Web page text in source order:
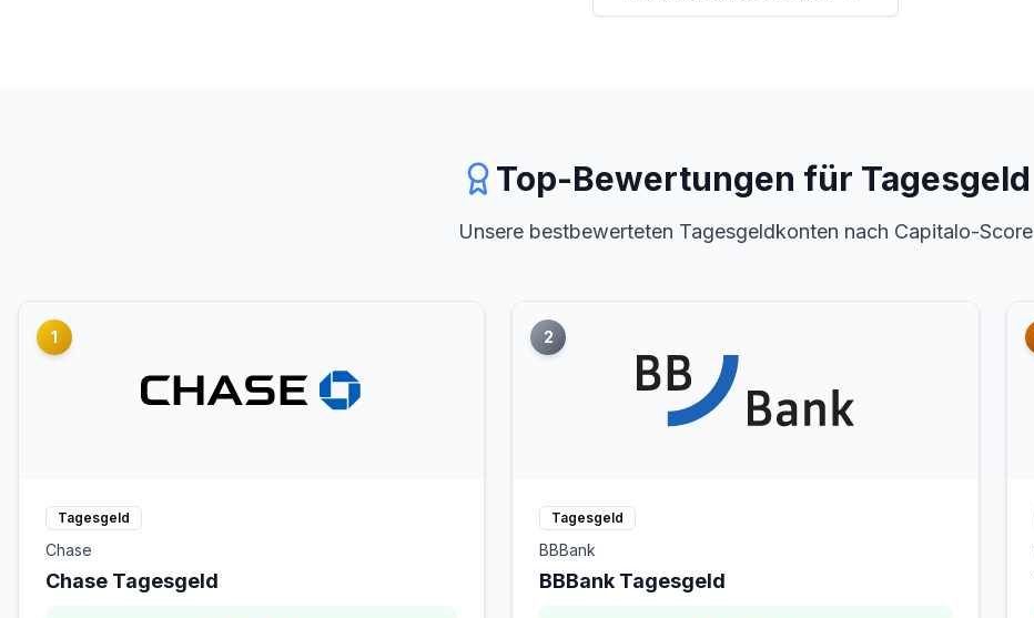
Top-Bewertungen für Tagesgeld
Unsere bestbewerteten Tagesgeldkonten nach Capitalo-Score
1
Tagesgeld
Chase
Chase Tagesgeld
2
Tagesgeld
BBBank
BBBank Tagesgeld